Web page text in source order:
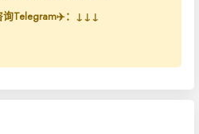
Telegram✈️：↓↓↓